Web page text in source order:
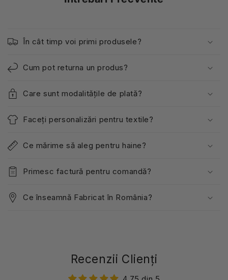
În cât timp voi primi produsele?
Cum pot returna un produs?
Care sunt modalitățile de plată?
Faceți personalizări pentru textile?
Ce mărime să aleg pentru haine?
Primesc factură pentru comandă?
Ce înseamnă Fabricat în România?
Recenzii Clienți